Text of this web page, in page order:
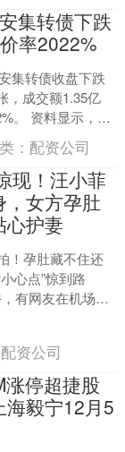
集转债下跌
率2022%
集转债收盘下跌
，成交额1.35亿
。 资料显示，安
”，债....
： 配资公司
现！汪小菲
，女方孕肚
心护妻
！孕肚藏不住还
心点”惊到路
有网友在机场撞
脸上都挂着倦
配资公司
停超捷股
海毅宁12月5